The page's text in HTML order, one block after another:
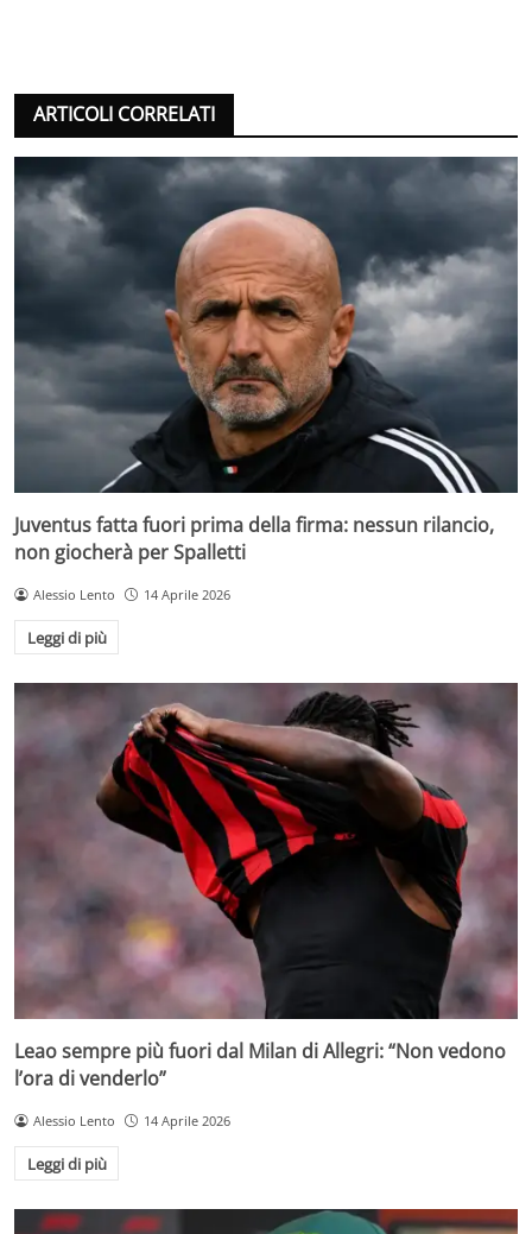
ARTICOLI CORRELATI
Juventus fatta fuori prima della firma: nessun rilancio,
non giocherà per Spalletti
Alessio Lento 14 Aprile 2026
Leggi di più
Leao sempre più fuori dal Milan di Allegri: “Non vedono
l’ora di venderlo”
Alessio Lento 14 Aprile 2026
Leggi di più